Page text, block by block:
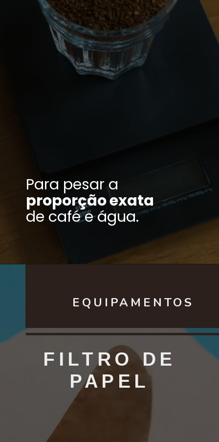
Para pesar a
proporção exata
de café e água.
EQUIPAMENTOS
FILTRO DE
PAPEL